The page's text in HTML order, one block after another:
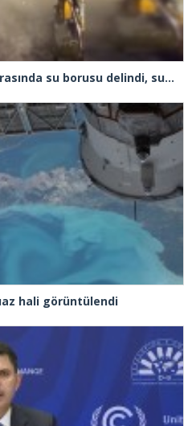
Avcılar’da İSKİ’nin kazısı sırasında su borusu delindi, su metrelerce yüksekliğe fışkırdı
hali görüntülendi